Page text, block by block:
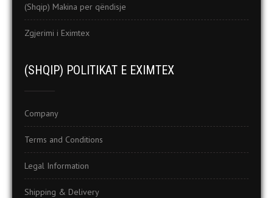
(Shqip) Makina per qëndisje
Zgjerimi i Eximtex
(SHQIP) POLITIKAT E EXIMTEX
Company
Terms and Conditions
Legal Information
Shipping & Delivery